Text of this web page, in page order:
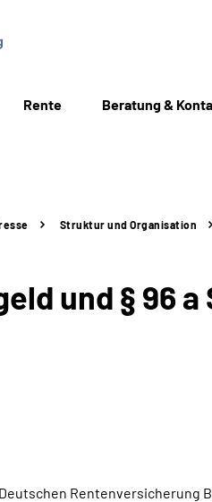
Rente Beratung &
Struktur und Organisation
und § 96 a